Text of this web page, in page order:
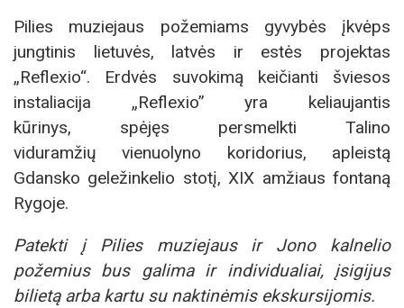
Pilies muziejaus požemiams gyvybės įkvėps
jungtinis lietuvės, latvės ir estės projektas
„Reflexio“. Erdvės suvokimą keičianti šviesos
instaliacija „Reflexio” yra keliaujantis
kūrinys, spėjęs persmelkti Talino
viduramžių vienuolyno koridorius, apleistą
Gdansko geležinkelio stotį, XIX amžiaus fontaną
Rygoje.
Patekti į Pilies muziejaus ir Jono kalnelio
požemius bus galima ir individualiai, įsigijus
bilietą arba kartu su naktinėmis ekskursijomis.